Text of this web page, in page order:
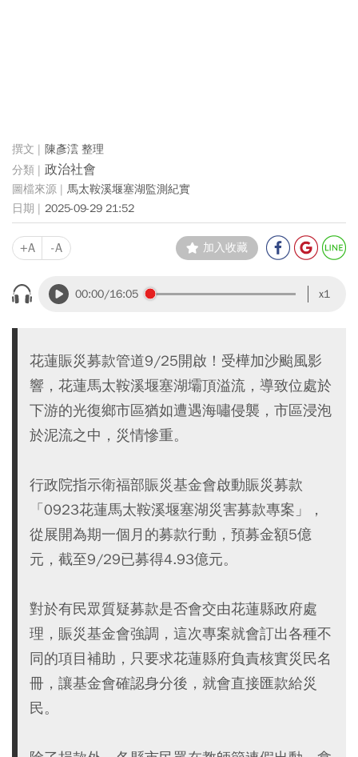
陳彥澐 整理
政治社會
馬太鞍溪堰塞湖監測紀實
2025-09-29 21:52
+A -A 加入收藏
00:00/16:05 x1
花蓮賑災募款管道9/25開啟！受樺加沙颱風影
響，花蓮馬太鞍溪堰塞湖壩頂溢流，導致位處於
下游的光復鄉市區猶如遭遇海嘯侵襲，市區浸泡
於泥流之中，災情慘重。
行政院指示衛福部賑災基金會啟動賑災募款
「0923花蓮馬太鞍溪堰塞湖災害募款專案」，
從展開為期一個月的募款行動，預募金額5億
元，截至9/29已募得4.93億元。
對於有民眾質疑募款是否會交由花蓮縣政府處
理，賑災基金會強調，這次專案就會訂出各種不
同的項目補助，只要求花蓮縣府負責核實災民名
冊，讓基金會確認身分後，就會直接匯款給災
民。